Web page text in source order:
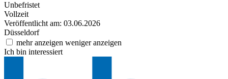
Unbefristet
Vollzeit
Veröffentlicht am: 03.06.2026
Düsseldorf
mehr anzeigen weniger anzeigen
Ich bin interessiert